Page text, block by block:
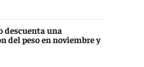
descuenta una
del peso en noviembre y